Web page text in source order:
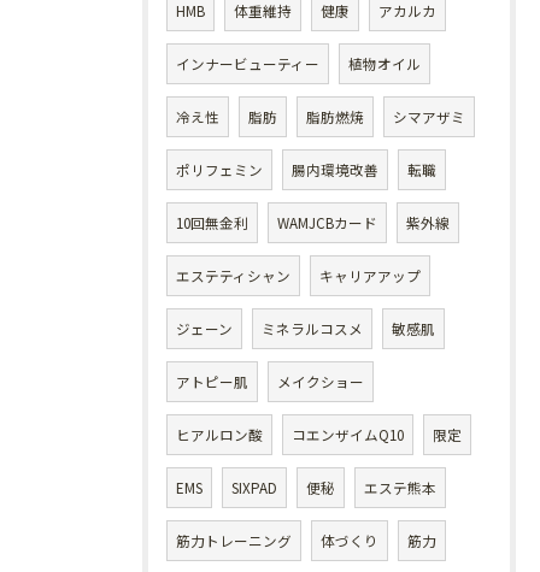
HMB 体重維持 健康 アカルカ
インナービューティー 植物オイル
冷え性 脂肪 脂肪燃焼 シマアザミ
ポリフェミン 腸内環境改善 転職
10回無金利 WAMJCBカード 紫外線
エステティシャン キャリアアップ
ジェーン ミネラルコスメ 敏感肌
アトピー肌 メイクショー
ヒアルロン酸 コエンザイムQ10 限定
EMS SIXPAD 便秘 エステ熊本
筋力トレーニング 体づくり 筋力